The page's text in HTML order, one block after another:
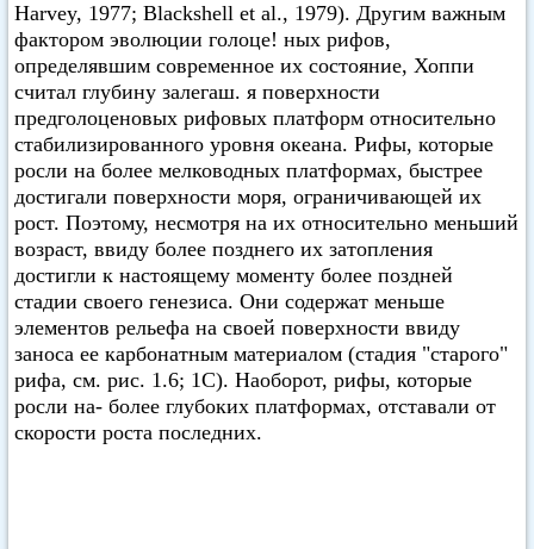
Harvey, 1977; Вlackshell et al., 1979). Другим важным
фактором эволюции голоце! ных рифов,
определявшим современное их состояние, Хоппи
считал глубину залегаш. я поверхности
предголоценовых рифовых платформ относительно
стабилизированного уровня океана. Рифы, которые
росли на более мелководных платформах, быстрее
достигали поверхности моря, ограничивающей их
рост. Поэтому, несмотря на их относительно меньший
возраст, ввиду более позднего их затопления
достигли к настоящему моменту более поздней
стадии своего генезиса. Они содержат меньше
элементов рельефа на своей поверхности ввиду
заноса ее карбонатным материалом (стадия "старого"
рифа, см. рис. 1.6; 1C). Наоборот, рифы, которые
росли на- более глубоких платформах, отставали от
скорости роста последних.